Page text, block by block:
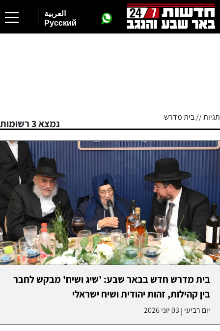
العربية
Русский
תגיות // בית מדרש
נמצא 3 רשומות
בית מדרש חדש בבאר שבע: 'שיג ושיח' מבקש לחבר
בין קהילות, זהות יהודית ושיח ישראלי
יום רביעי | 03 יוני 2026